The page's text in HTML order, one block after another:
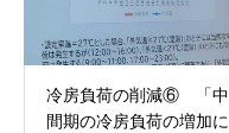
冷房負荷の削減⑥ 「中
間期の冷房負荷の増加に